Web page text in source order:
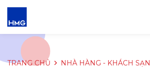
TRANG CHỦ NHÀ HÀNG - KHÁCH SẠN